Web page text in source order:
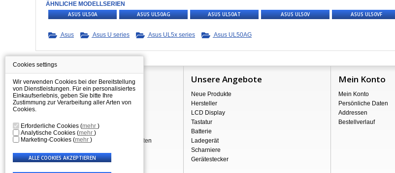
ÄHNLICHE MODELLSERIEN
ASUS UL50A
ASUS UL50AG ASUS UL50AT ASUS UL50V ASUS UL50VF
Asus Asus U series Asus UL5x series Asus UL50AG
Information
Über Shopping
Versand
Reklamation & Widerrufsrecht
Geschäftsbedingungen
Verarbeitung personenbezogener Daten
Unsere Angebote
Neue Produkte
Hersteller
LCD Display
Tastatur
Batterie
Ladegerät
Scharniere
Gerätestecker
Mein Konto
Mein Konto
Persönliche Daten
Addressen
Bestellverlauf
Cookies settings
Wir verwenden Cookies bei der Bereitstellung
von Dienstleistungen. Für ein personalisiertes
Einkaufserlebnis, geben Sie bitte Ihre
Zustimmung zur Verarbeitung aller Arten von
Cookies.
Erforderliche Cookies (mehr )
Analytische Cookies (mehr )
Marketing-Cookies (mehr )